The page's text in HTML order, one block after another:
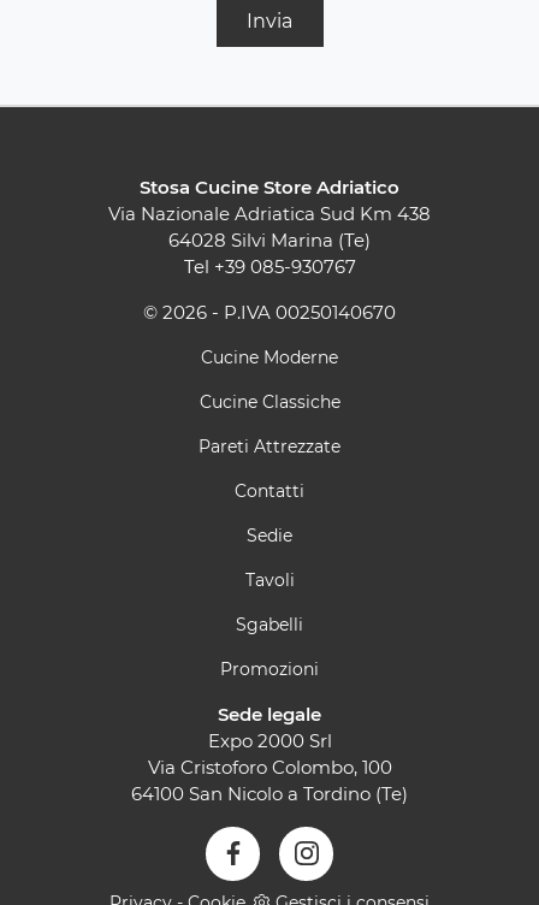
Invia
Stosa Cucine Store Adriatico
Via Nazionale Adriatica Sud Km 438
64028 Silvi Marina (Te)
Tel +39 085-930767
© 2026 - P.IVA 00250140670
Cucine Moderne
Cucine Classiche
Pareti Attrezzate
Contatti
Sedie
Tavoli
Sgabelli
Promozioni
Sede legale
Expo 2000 Srl
Via Cristoforo Colombo, 100
64100 San Nicolo a Tordino (Te)